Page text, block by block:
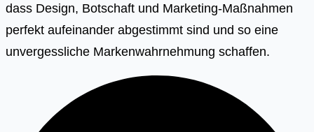
dass Design, Botschaft und Marketing-Maßnahmen
perfekt aufeinander abgestimmt sind und so eine
unvergessliche Markenwahrnehmung schaffen.